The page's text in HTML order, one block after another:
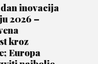
inovacija
2026 –
kroz
Europa